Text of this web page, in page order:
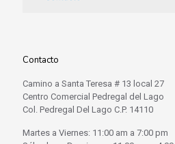
Contacto
Camino a Santa Teresa # 13 local 27
Centro Comercial Pedregal del Lago
Col. Pedregal Del Lago C.P. 14110
Martes a Viernes: 11:00 am a 7:00 pm